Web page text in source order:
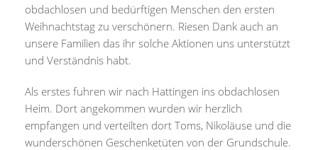
obdachlosen und bedürftigen Menschen den ersten
Weihnachtstag zu verschönern. Riesen Dank auch an
unsere Familien das ihr solche Aktionen uns unterstützt
und Verständnis habt.
Als erstes fuhren wir nach Hattingen ins obdachlosen
Heim. Dort angekommen wurden wir herzlich
empfangen und verteilten dort Toms, Nikoläuse und die
wunderschönen Geschenketüten von der Grundschule.